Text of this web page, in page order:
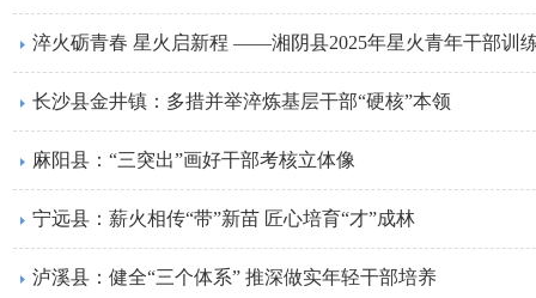
淬火砺青春 星火启新程 ——湘阴县2025年星火青年干部训
长沙县金井镇：多措并举淬炼基层干部“硬核”本领
麻阳县：“三突出”画好干部考核立体像
宁远县：薪火相传“带”新苗 匠心培育“才”成林
泸溪县：健全“三个体系” 推深做实年轻干部培养